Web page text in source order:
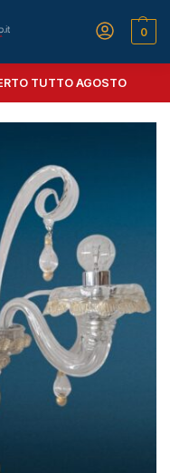
0
TUTTO AGOSTO